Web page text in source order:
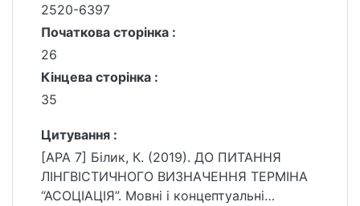
2520-6397
Початкова сторінка :
26
Кінцева сторінка :
35
Цитування :
[APA 7] Білик, К. (2019). ДО ПИТАННЯ
ЛІНГВІСТИЧНОГО ВИЗНАЧЕННЯ ТЕРМІНА
“АСОЦІАЦІЯ”. Мовні і концептуальні